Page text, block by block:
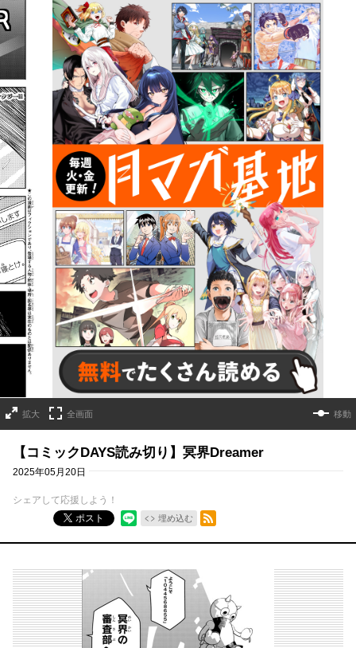
拡大 全画面 移動
【コミックDAYS読み切り】冥界Dreamer
2025年05月20日
シェアして応援しよう！
ポスト
埋め込む
RSSフィード